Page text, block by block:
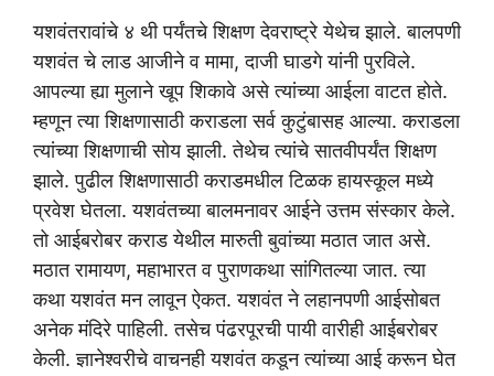
यशवंतरावांचे ४ थी पर्यंतचे शिक्षण देवराष्ट्रे येथेच झाले. बालपणी
यशवंत चे लाड आजीने व मामा, दाजी घाडगे यांनी पुरविले.
आपल्या ह्या मुलाने खूप शिकावे असे त्यांच्या आईला वाटत होते.
म्हणून त्या शिक्षणासाठी कराडला सर्व कुटुंबासह आल्या. कराडला
त्यांच्या शिक्षणाची सोय झाली. तेथेच त्यांचे सातवीपर्यंत शिक्षण
झाले. पुढील शिक्षणासाठी कराडमधील टिळक हायस्कूल मध्ये
प्रवेश घेतला. यशवंतच्या बालमनावर आईने उत्तम संस्कार केले.
तो आईबरोबर कराड येथील मारुती बुवांच्या मठात जात असे.
मठात रामायण, महाभारत व पुराणकथा सांगितल्या जात. त्या
कथा यशवंत मन लावून ऐकत. यशवंत ने लहानपणी आईसोबत
अनेक मंदिरे पाहिली. तसेच पंढरपूरची पायी वारीही आईबरोबर
केली. ज्ञानेश्वरीचे वाचनही यशवंत कडून त्यांच्या आई करून घेत